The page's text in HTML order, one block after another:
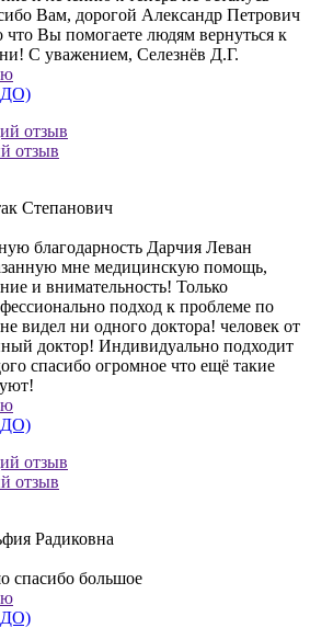
Вам, дорогой Александр Петрович
что Вы помогаете людям вернуться к
С уважением, Селезнёв Д.Г.
отзыв
отзыв
Степанович
благодарность Дарчия Леван
мне медицинскую помощь,
и внимательность! Только
подход к проблеме по
видел ни одного доктора! человек от
доктор! Индивидуально подходит
спасибо огромное что ещё такие
отзыв
отзыв
Радиковна
спасибо большое